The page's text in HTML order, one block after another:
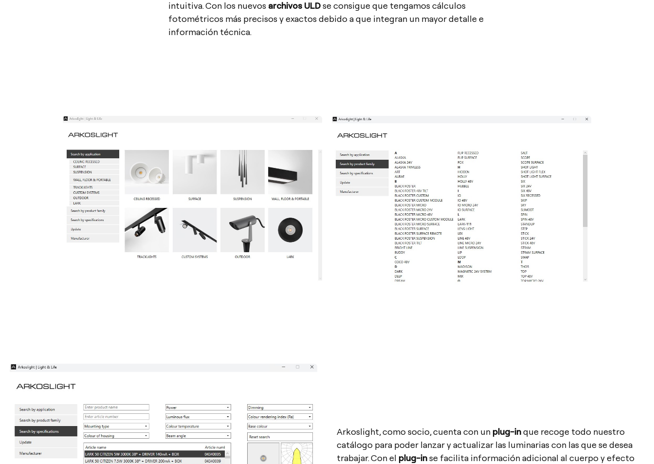
intuitiva. Con los nuevos archivos ULDse consigue que tengamos cálculos
fotométricos más precisos y exactos debido a que integran un mayor detalle e
información técnica.
Arkoslight, como socio, cuenta con un plug-inque recoge todo nuestro
catálogo para poder lanzar y actualizar las luminarias con las que se desea
trabajar. Con el plug-inse facilita información adicional al cuerpo y efecto